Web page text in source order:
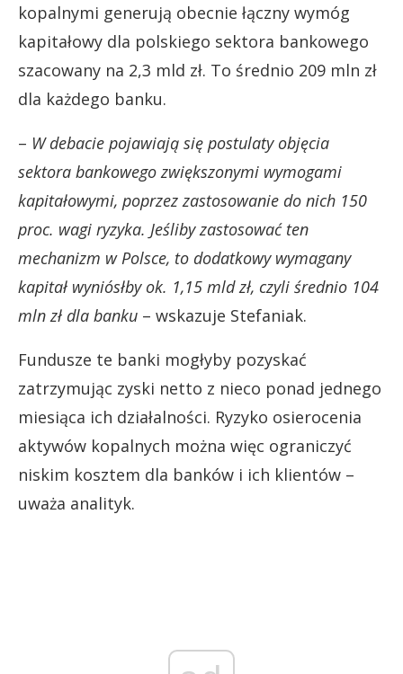
kopalnymi generują obecnie łączny wymóg
kapitałowy dla polskiego sektora bankowego
szacowany na 2,3 mld zł. To średnio 209 mln zł
dla każdego banku.
– W debacie pojawiają się postulaty objęcia
sektora bankowego zwiększonymi wymogami
kapitałowymi, poprzez zastosowanie do nich 150
proc. wagi ryzyka. Jeśliby zastosować ten
mechanizm w Polsce, to dodatkowy wymagany
kapitał wyniósłby ok. 1,15 mld zł, czyli średnio 104
mln zł dla banku – wskazuje Stefaniak.
Fundusze te banki mogłyby pozyskać
zatrzymując zyski netto z nieco ponad jednego
miesiąca ich działalności. Ryzyko osierocenia
aktywów kopalnych można więc ograniczyć
niskim kosztem dla banków i ich klientów –
uważa analityk.